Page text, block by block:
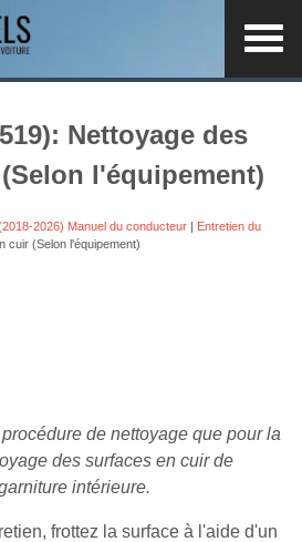
Nettoyage des
l'équipement)
2026) Manuel du conducteur | Entretien du
cuir (Selon l'équipement)
de nettoyage que pour la
des surfaces en cuir de
intérieure.
frottez la surface à l'aide d'un